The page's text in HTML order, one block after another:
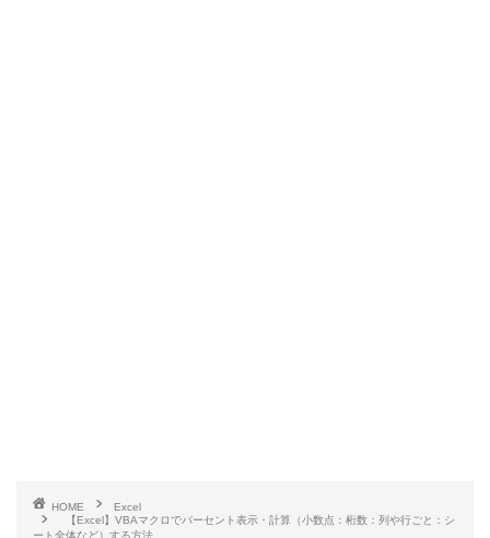
HOME
Excel
【Excel】VBAマクロでパーセント表示・計算（小数点：桁数：列や行ごと：シ
ート全体など）する方法